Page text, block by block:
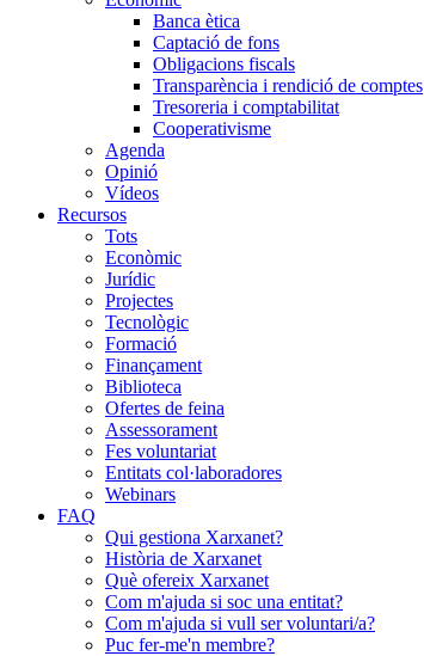
Banca ètica
Captació de fons
Obligacions fiscals
Transparència i rendició de comptes
Tresoreria i comptabilitat
Cooperativisme
Agenda
Opinió
Vídeos
Recursos
Tots
Econòmic
Jurídic
Projectes
Tecnològic
Formació
Finançament
Biblioteca
Ofertes de feina
Assessorament
Fes voluntariat
Entitats col·laboradores
Webinars
FAQ
Qui gestiona Xarxanet?
Història de Xarxanet
Què ofereix Xarxanet
Com m'ajuda si soc una entitat?
Com m'ajuda si vull ser voluntari/a?
Puc fer-me'n membre?